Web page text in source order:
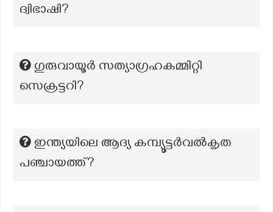
ദ്വിഭാഷി?
ഗുരുവായൂർ സത്യാഗ്രഹകമ്മിറ്റി
സെക്രട്ടറി?
ഇന്ത്യയിലെ ആദ്യ കമ്പ്യൂട്ടർവൽകൃത
പഞ്ചായത്ത്?